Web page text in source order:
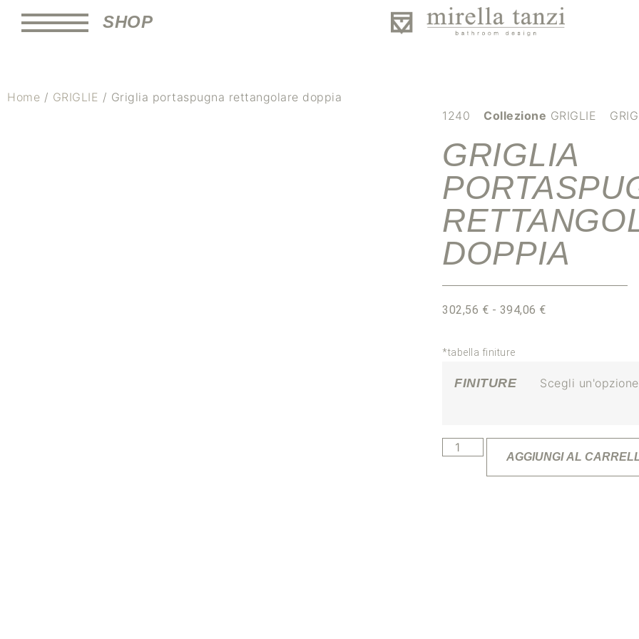
SHOP
Home / GRIGLIE / Griglia portaspugna rettangolare doppia
1240
Collezione GRIGLIE
GRIGLIA
DOPPIA
302,56 € - 394,06 €
*tabella finiture
FINITURE
AGGIUNGI AL